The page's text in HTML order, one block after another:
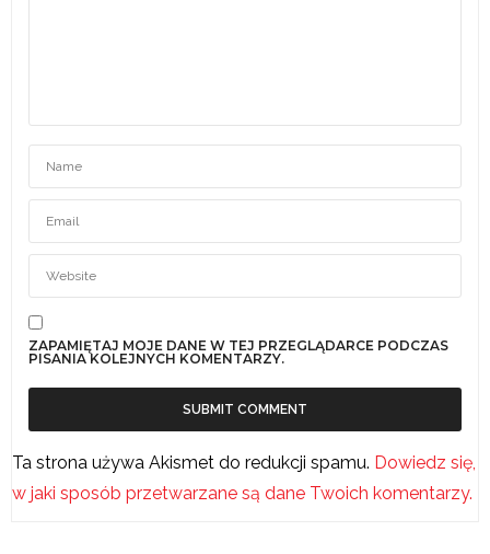
ZAPAMIĘTAJ MOJE DANE W TEJ PRZEGLĄDARCE PODCZAS
PISANIA KOLEJNYCH KOMENTARZY.
Ta strona używa Akismet do redukcji spamu. Dowiedz się,
w jaki sposób przetwarzane są dane Twoich komentarzy.